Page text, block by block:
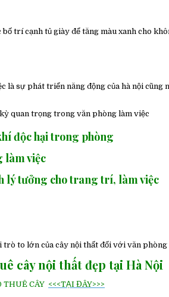
trí cạnh tủ giày để tăng màu xanh cho
là sự phát triển năng động của hà nội cũng
quan trọng trong văn phòng làm việc
độc hại trong phòng
làm việc
lý tưởng cho trang trí, làm việc
to lớn của cây nội thất đối với văn phòng
cây nội thất đẹp tại Hà Nội
THUÊ CÂY <<<TẠI ĐÂY>>>